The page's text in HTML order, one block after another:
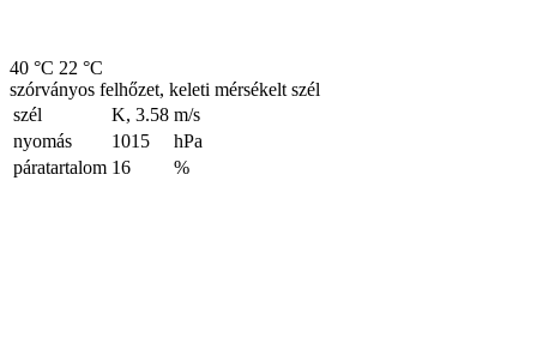
40 °C 22 °C
szórványos felhőzet, keleti mérsékelt szél
szél
K, 3.58 m/s
nyomás
1015
hPa
páratartalom 16 %